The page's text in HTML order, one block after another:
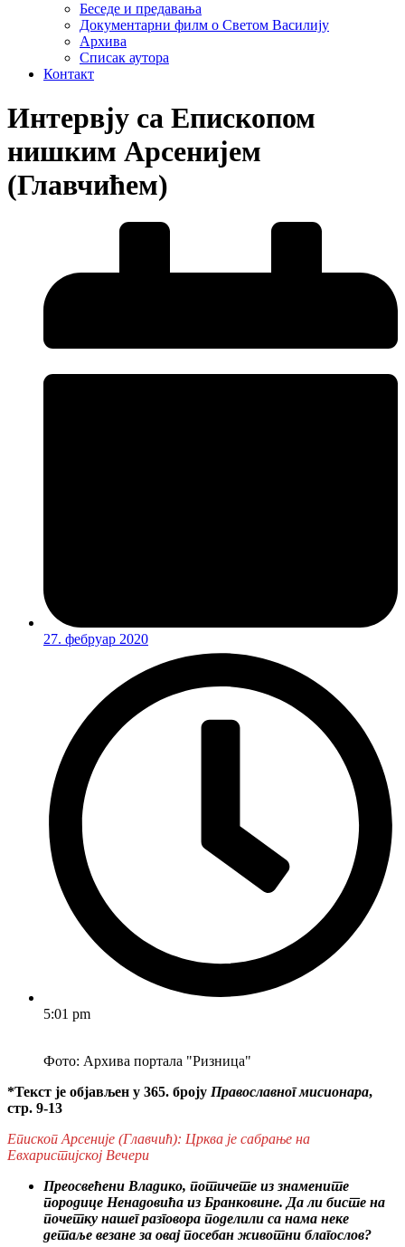
Беседе и предавања
Документарни филм о Светом Василију
Архива
Списак аутора
Контакт
Интервју са Епископом
нишким Арсенијем
(Главчићем)
27. фебруар 2020
5:01 pm
Фото: Архива портала "Ризница"
*Текст је објављен у 365. броју Православног мисионара,
стр. 9-13
Епископ Арсеније (Главчић): Црква је сабрање на
Евхаристијској Вечери
Преосвећени Владико, потичете из знамените
породице Ненадовића из Бранковине. Да ли бисте на
почетку нашег разговора поделили са нама неке
детаље везане за овај посебан животни благослов?